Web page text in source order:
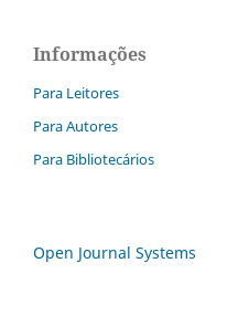
Informações
Para Leitores
Para Autores
Para Bibliotecários
Open Journal Systems